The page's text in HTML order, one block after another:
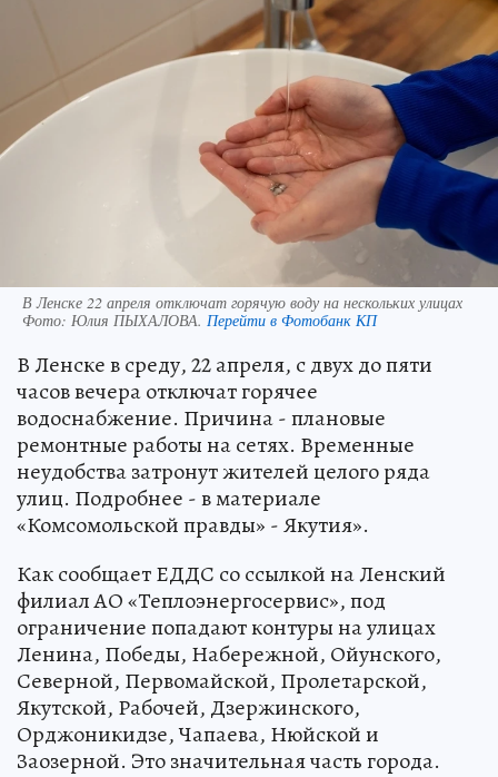
В Ленске 22 апреля отключат горячую воду на нескольких улицах
Фото: Юлия ПЫХАЛОВА. Перейти в Фотобанк КП
В Ленске в среду, 22 апреля, с двух до пяти
часов вечера отключат горячее
водоснабжение. Причина - плановые
ремонтные работы на сетях. Временные
неудобства затронут жителей целого ряда
улиц. Подробнее - в материале
«Комсомольской правды» - Якутия».
Как сообщает ЕДДС со ссылкой на Ленский
филиал АО «Теплоэнергосервис», под
ограничение попадают контуры на улицах
Ленина, Победы, Набережной, Ойунского,
Северной, Первомайской, Пролетарской,
Якутской, Рабочей, Дзержинского,
Орджоникидзе, Чапаева, Нюйской и
Заозерной. Это значительная часть города.